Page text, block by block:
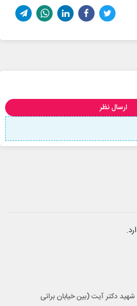
ارسال نظر
شهید دکتر آیت (بین خیابان براتی